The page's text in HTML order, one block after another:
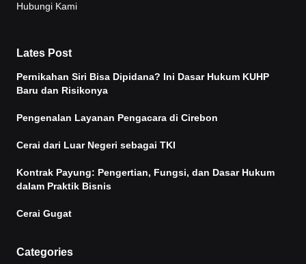
Hubungi Kami
Lates Post
Pernikahan Siri Bisa Dipidana? Ini Dasar Hukum KUHP
Baru dan Risikonya
Pengenalan Layanan Pengacara di Cirebon
Cerai dari Luar Negeri sebagai TKI
Kontrak Payung: Pengertian, Fungsi, dan Dasar Hukum
dalam Praktik Bisnis
Cerai Gugat
Categories